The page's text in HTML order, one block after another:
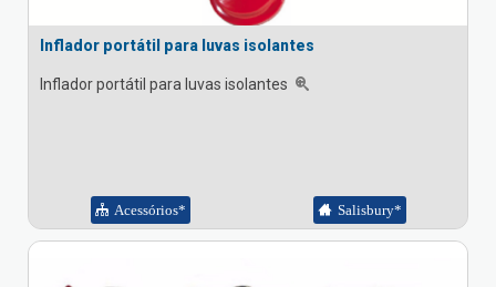
Inflador portátil para luvas isolantes
Inflador portátil para luvas isolantes
Acessórios* Salisbury*